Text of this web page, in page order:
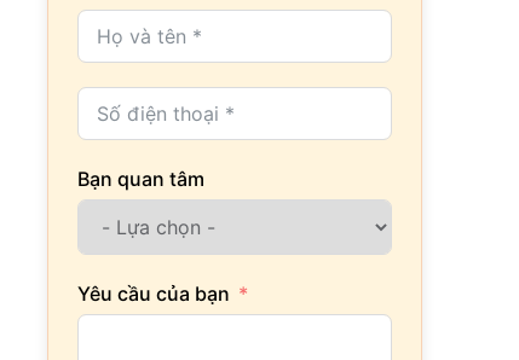
Bạn quan tâm
Yêu cầu của bạn